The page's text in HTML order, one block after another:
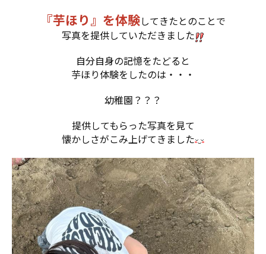
『芋ほり』を体験してきたとのことで
写真を提供していただきました
自分自身の記憶をたどると
芋ほり体験をしたのは・・・
幼稚園？？？
提供してもらった写真を見て
懐かしさがこみ上げてきました